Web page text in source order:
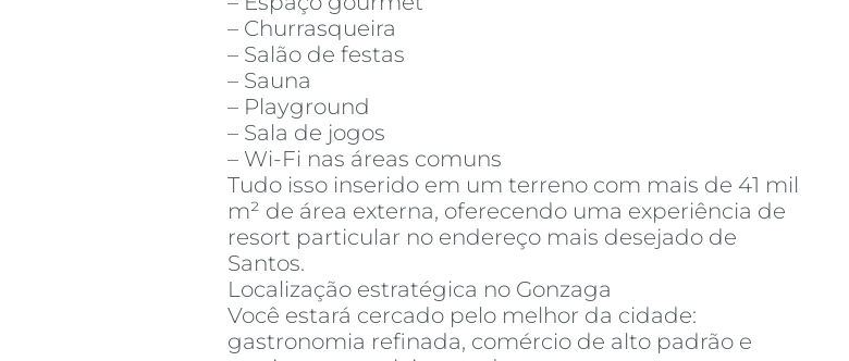
– Churrasqueira
– Salão de festas
– Sauna
– Playground
– Sala de jogos
– Wi-Fi nas áreas comuns
Tudo isso inserido em um terreno com mais de 41 mil
m² de área externa, oferecendo uma experiência de
resort particular no endereço mais desejado de
Santos.
Localização estratégica no Gonzaga
Você estará cercado pelo melhor da cidade:
gastronomia refinada, comércio de alto padrão e